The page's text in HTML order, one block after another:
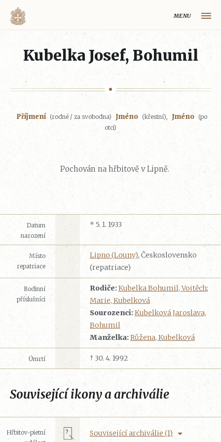
HLAVNÍ STRÁNKA
MAPA VOLYŇSKÉ OBLASTI
REJSTŘÍK
O PROJEKTU
MENU
Kubelka Josef, Bohumil
Příjmení (rodné / za svobodna) Jméno (křestní), Jméno (po
otci)
Pochován na hřbitově v Lipně.
Datum
narození
* 5. 1. 1933
Místo
repatriace
Lipno (Louny), Československo
(repatriace)
Rodinní
příslušníci
Rodiče:Kubelka Bohumil, Vojtěch;
Marie, Kubelková
Sourozenci:Kubelková Jaroslava,
Bohumil
Manželka:Růžena, Kubelková
Úmrtí † 30. 4. 1992
Související ikony a archiválie
Hřbitov-pietní
Související archiválie (1)